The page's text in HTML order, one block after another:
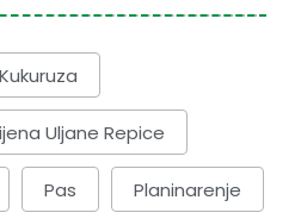
Uljane Repice
Pas Planinarenje